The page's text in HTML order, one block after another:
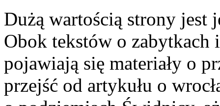
Dużą wartością strony
Obok tekstów o zabytkach
pojawiają się materiały o
przejść od artykułu o